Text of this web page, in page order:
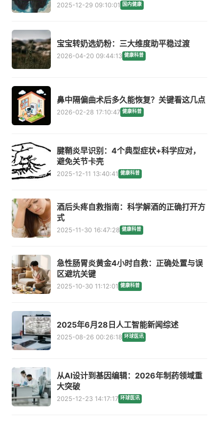
2025-12-29 09:10:01 国内健康
宝宝转奶选奶粉：三大维度助平稳过渡
2026-04-20 09:44:13 健康科普
鼻中隔偏曲术后多久能恢复？关键看这几点
2026-02-28 17:10:47 健康科普
腱鞘炎早识别：4个典型症状+科学应对，
避免关节卡壳
2025-12-11 13:40:41 健康科普
酒后头疼自救指南：科学解酒的正确打开方
式
2025-11-30 16:47:28 健康科普
急性肠胃炎黄金4小时自救：正确处置与误
区避坑关键
2025-10-30 11:12:01 健康科普
2025年6月28日人工智能新闻综述
2025-08-26 00:26:18 环球医讯
从AI设计到基因编辑：2026年制药领域重
大突破
2025-12-23 14:17:17 环球医讯